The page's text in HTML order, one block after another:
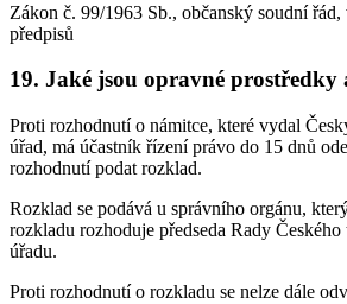
Zákon č. 99/1963 Sb., občanský soudní řád,
předpisů
19. Jaké jsou opravné
Proti rozhodnutí o námitce, které vydal
úřad, má účastník řízení právo do 15 dnů
rozhodnutí podat rozklad.
Rozklad se podává u správního orgánu,
rozkladu rozhoduje předseda Rady
úřadu.
Proti rozhodnutí o rozkladu se nelze dále